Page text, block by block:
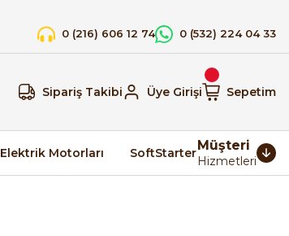
0 (216) 606 12 74 0 (532) 224 04 33
Sipariş Takibi Üye Girişi Sepetim
Elektrik Motorları SoftStarterMüşteri
Hizmetleri